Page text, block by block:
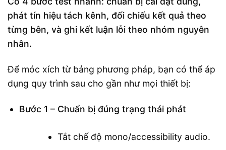
phát tín hiệu tách kênh, đối chiếu kết quả theo
từng bên, và ghi kết luận lỗi theo nhóm nguyên
nhân.
Để móc xích từ bảng phương pháp, bạn có thể áp
dụng quy trình sau cho gần như mọi thiết bị:
Bước 1 – Chuẩn bị đúng trạng thái phát
Tắt chế độ mono/accessibility audio.